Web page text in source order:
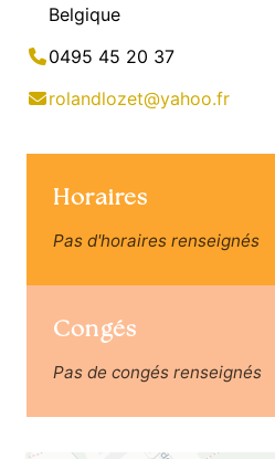
Belgique
0495 45 20 37
rolandlozet@yahoo.fr
Horaires
Pas d'horaires renseignés
Congés
Pas de congés renseignés